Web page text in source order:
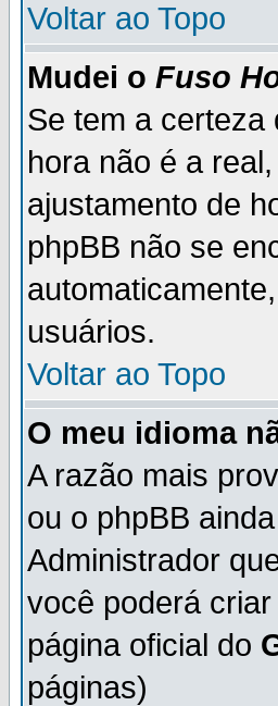
Voltar ao Topo
Mudei o Fuso
Se tem a certeza
hora não é a
ajustamento de
phpBB não se
usuários.
Voltar ao Topo
O meu idioma
A razão mais
ou o phpBB
Administrador
você poderá
página oficial do
páginas)